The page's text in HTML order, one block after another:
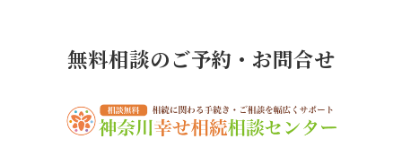
無料相談のご予約・お問合せ